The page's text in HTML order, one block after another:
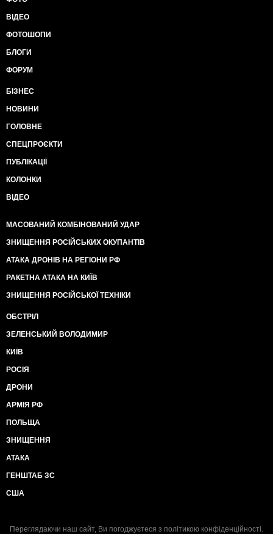
ВІДЕО
ФОТОШОПИ
БЛОГИ
ФОРУМ
БІЗНЕС
НОВИНИ
ГОЛОВНЕ
СПЕЦПРОЄКТИ
ПУБЛІКАЦІЇ
КОЛОНКИ
ВІДЕО
МАСОВАНИЙ КОМБІНОВАНИЙ УДАР
ЗНИЩЕННЯ РОСІЙСЬКИХ ОКУПАНТІВ
АТАКА ДРОНІВ НА РЕГІОНИ РФ
РАКЕТНА АТАКА НА КИЇВ
ЗНИЩЕННЯ РОСІЙСЬКОЇ ТЕХНІКИ
ОБСТРІЛ
ЗЕЛЕНСЬКИЙ ВОЛОДИМИР
КИЇВ
РОСІЯ
ДРОНИ
АРМІЯ РФ
ПОЛЬЩА
ЗНИЩЕННЯ
АТАКА
ГЕНШТАБ ЗС
США
Переглядаючи наш сайт, Ви погоджуєтеся з політикою конфіденційності.